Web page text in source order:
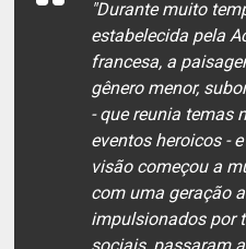
"Durante muito
estabelecida pela
francesa, a
gênero menor,
- que reunia temas
eventos heroicos -
visão começou a
com uma geração
impulsionados por